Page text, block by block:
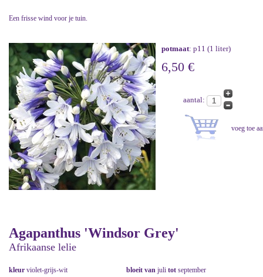
Een frisse wind voor je tuin.
potmaat: p11 (1 liter)
6,50 €
aantal:
Agapanthus 'Windsor Grey'
Afrikaanse lelie
kleur violet-grijs-wit bloeit van juli tot september